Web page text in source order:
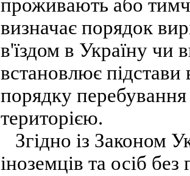
проживають або
визначає порядок
в'їздом в Україну чи
встановлює підстави
порядку перебування
територією.
Згідно із Законом
іноземців та осіб